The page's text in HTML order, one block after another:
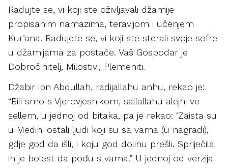
Radujte se, vi koji ste oživljavali džamije
propisanim namazima, teravijom i učenjem
Kur’ana. Radujete se, vi koji ste sterali svoje sofre
u džamijama za postače. Vaš Gospodar je
Dobročinitelj, Milostivi, Plemeniti.
Džabir ibn Abdullah, radijallahu anhu, rekao je:
“Bili smo s Vjerovjesnikom, sallallahu alejhi ve
sellem, u jednoj od bitaka, pa je rekao: ‘Zaista su
u Medini ostali ljudi koji su sa vama (u nagradi),
gdje god da išli, i koju god dolinu prešli. Spriječila
ih je bolest da pođu s vama.” U jednoj od verzija